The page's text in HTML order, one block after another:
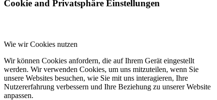
Cookie and Privatsphäre Einstellungen
Wie wir Cookies nutzen
Wir können Cookies anfordern, die auf Ihrem Gerät eingestellt
werden. Wir verwenden Cookies, um uns mitzuteilen, wenn Sie
unsere Websites besuchen, wie Sie mit uns interagieren, Ihre
Nutzererfahrung verbessern und Ihre Beziehung zu unserer Website
anpassen.